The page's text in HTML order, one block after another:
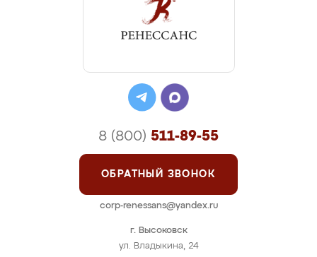
г. Высоковск
ул. Владыкина, 24
8 (800) 511-89-55
ОБРАТНЫЙ ЗВОНОК
corp-renessans@yandex.ru